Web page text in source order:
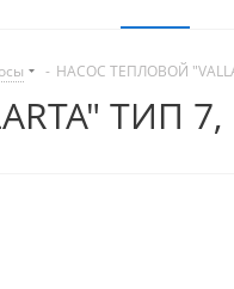
- НАСОС ТЕПЛОВОЙ
ТИП